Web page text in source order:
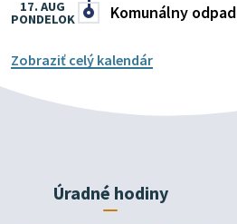
Komunálny odpad
17. AUG
PONDELOK
Zobraziť celý kalendár
Úradné hodiny